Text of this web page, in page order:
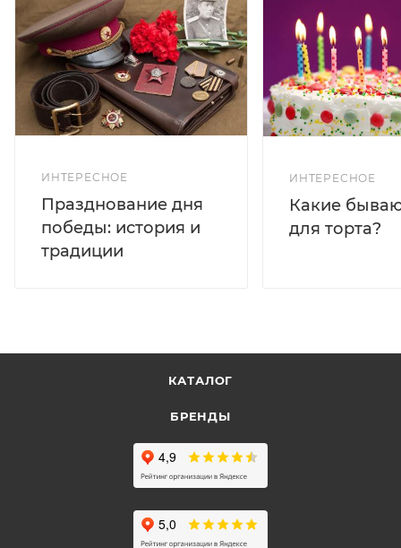
ИНТЕРЕСНОЕ
Празднование дня
победы: история и
традиции
ИНТЕРЕСНОЕ
Какие
для торта?
КАТАЛОГ
БРЕНДЫ